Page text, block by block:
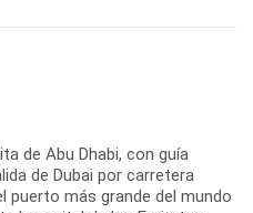
de Abu Dhabi, con guía
de Dubai por carretera
puerto más grande del mundo